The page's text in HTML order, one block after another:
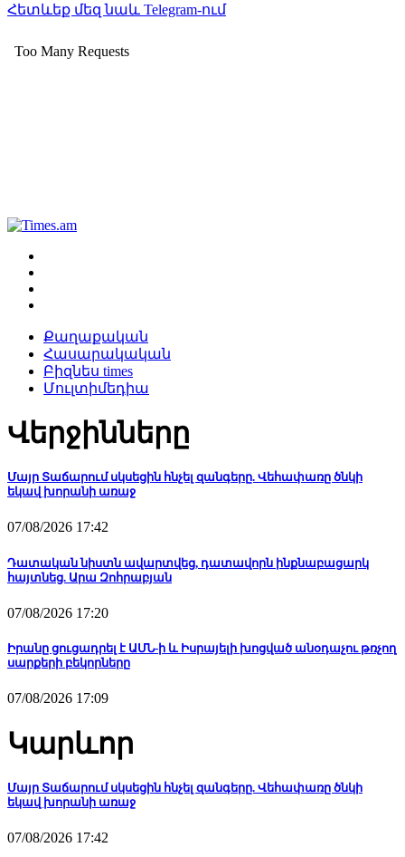
Հետևեք մեզ նաև Telegram-ում
Քաղաքական
Հասարակական
Բիզնես times
Մուլտիմեդիա
Վերջինները
Մայր Տաճարում սկսեցին հնչել զանգերը. Վեհափառը ծնկի
եկավ խորանի առաջ
07/08/2026 17:42
Դատական նիստն ավարտվեց, դատավորն ինքնաբացարկ
հայտնեց. Արա Զոհրաբյան
07/08/2026 17:20
Իրանը ցուցադրել է ԱՄՆ-ի և Իսրայելի խոցված անօդաչու թռչող
սարքերի բեկորները
07/08/2026 17:09
Կարևոր
Մայր Տաճարում սկսեցին հնչել զանգերը. Վեհափառը ծնկի
եկավ խորանի առաջ
07/08/2026 17:42